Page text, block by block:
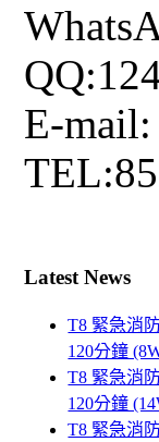
E-mail:
Latest News
T8 緊急消
120分鐘
T8 緊急消
120分鐘
T8 緊急消